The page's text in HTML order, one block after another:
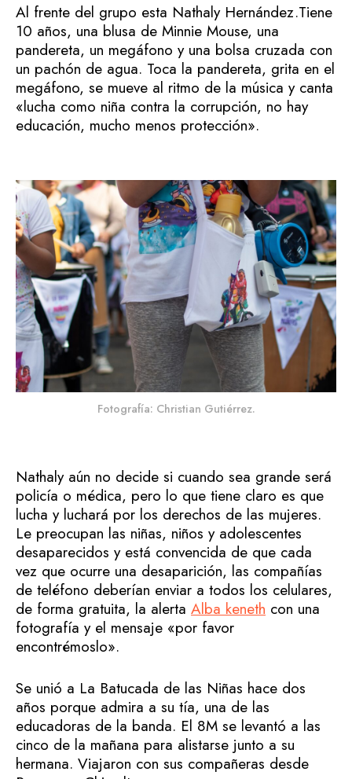
Al frente del grupo esta Nathaly Hernández.Tiene
10 años, una blusa de Minnie Mouse, una
pandereta, un megáfono y una bolsa cruzada con
un pachón de agua. Toca la pandereta, grita en el
megáfono, se mueve al ritmo de la música y canta
«lucha como niña contra la corrupción, no hay
educación, mucho menos protección».
Fotografía: Christian Gutiérrez.
Nathaly aún no decide si cuando sea grande será
policía o médica, pero lo que tiene claro es que
lucha y luchará por los derechos de las mujeres.
Le preocupan las niñas, niños y adolescentes
desaparecidos y está convencida de que cada
vez que ocurre una desaparición, las compañías
de teléfono deberían enviar a todos los celulares,
de forma gratuita, la alerta Alba keneth con una
fotografía y el mensaje «por favor
encontrémoslo».
Se unió a La Batucada de las Niñas hace dos
años porque admira a su tía, una de las
educadoras de la banda. El 8M se levantó a las
cinco de la mañana para alistarse junto a su
hermana. Viajaron con sus compañeras desde